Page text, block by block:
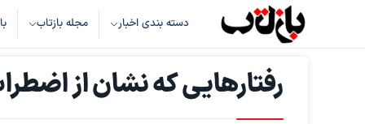
دسته بندی اخبار مجله بازتاب
رفتارهایی که نشان از